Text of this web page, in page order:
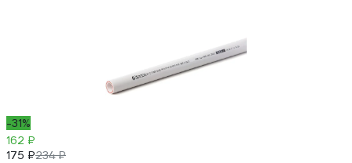
-31%
162 ₽
175 ₽234 ₽